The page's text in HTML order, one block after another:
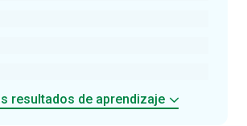
resultados de aprendizaje